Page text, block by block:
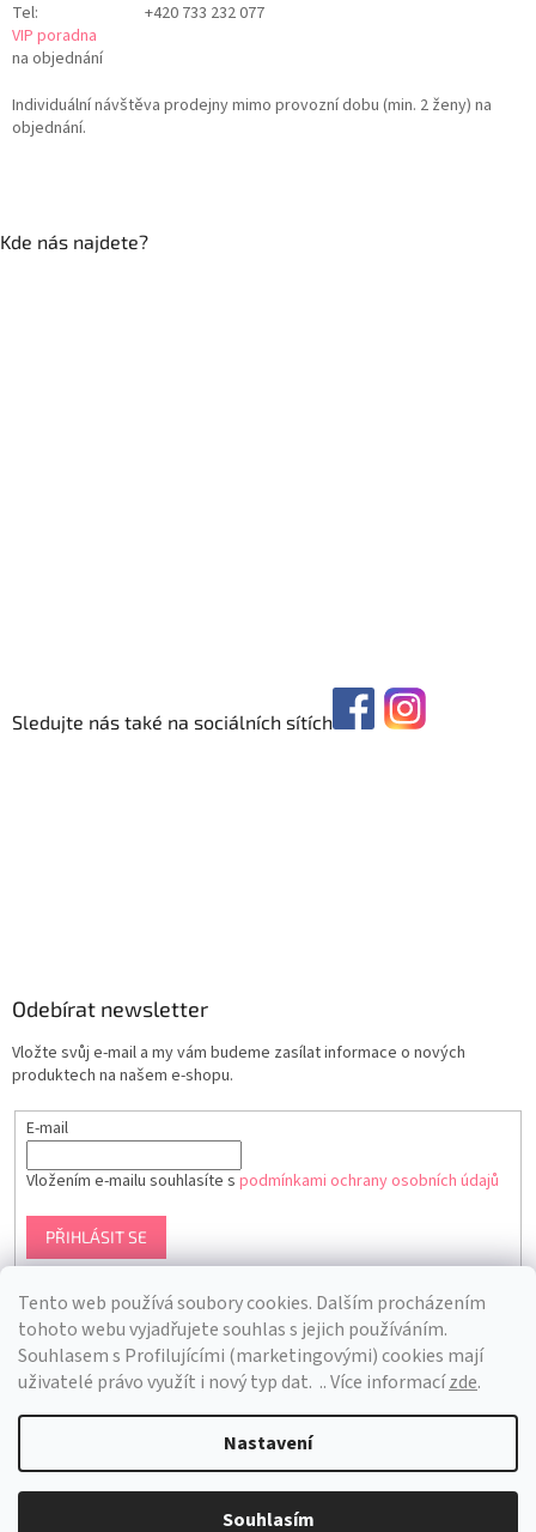
Tento web používá soubory cookies. Dalším procházením
tohoto webu vyjadřujete souhlas s jejich používáním.
Souhlasem s Profilujícími (marketingovými) cookies mají
uživatelé právo využít i nový typ dat. .. Více informacízde.
Nastavení
Souhlasím
Tel:
+420 733 232 077
VIP poradna
na objednání
Individuální návštěva prodejny mimo provozní dobu (min. 2 ženy) na
objednání.
Kde nás najdete?
Sledujte nás také na sociálních sítích
Odebírat newsletter
Vložte svůj e-mail a my vám budeme zasílat informace o nových
produktech na našem e-shopu.
E-mail
Vložením e-mailu souhlasíte s podmínkami ochrany osobních údajů
PŘIHLÁSIT SE
Vytvořil Shoptet
Bra Hunting. Všechna práva vyhrazena.